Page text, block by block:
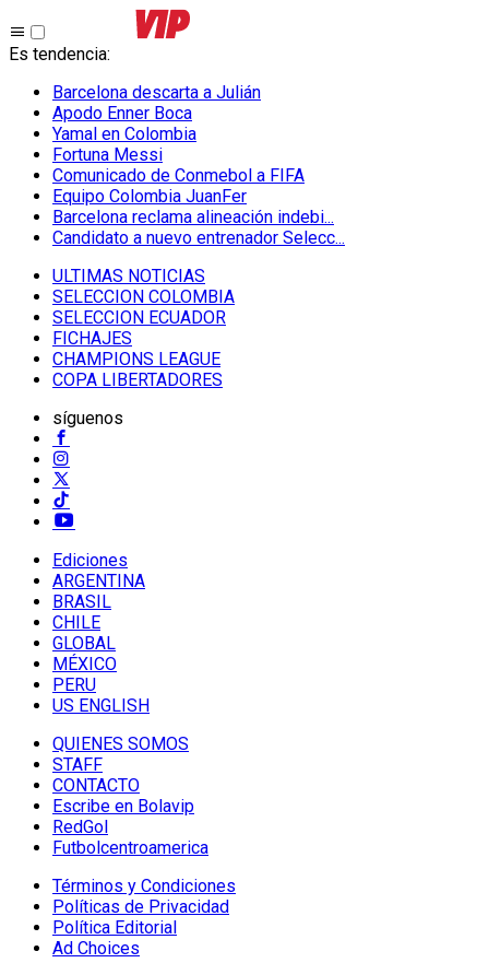
Es tendencia:
Barcelona descarta a Julián
Apodo Enner Boca
Yamal en Colombia
Fortuna Messi
Comunicado de Conmebol a FIFA
Equipo Colombia JuanFer
Barcelona reclama alineación indebi...
Candidato a nuevo entrenador Selecc...
ULTIMAS NOTICIAS
SELECCION COLOMBIA
SELECCION ECUADOR
FICHAJES
CHAMPIONS LEAGUE
COPA LIBERTADORES
síguenos
Ediciones
ARGENTINA
BRASIL
CHILE
GLOBAL
MÉXICO
PERU
US ENGLISH
QUIENES SOMOS
STAFF
CONTACTO
Escribe en Bolavip
RedGol
Futbolcentroamerica
Términos y Condiciones
Políticas de Privacidad
Política Editorial
Ad Choices